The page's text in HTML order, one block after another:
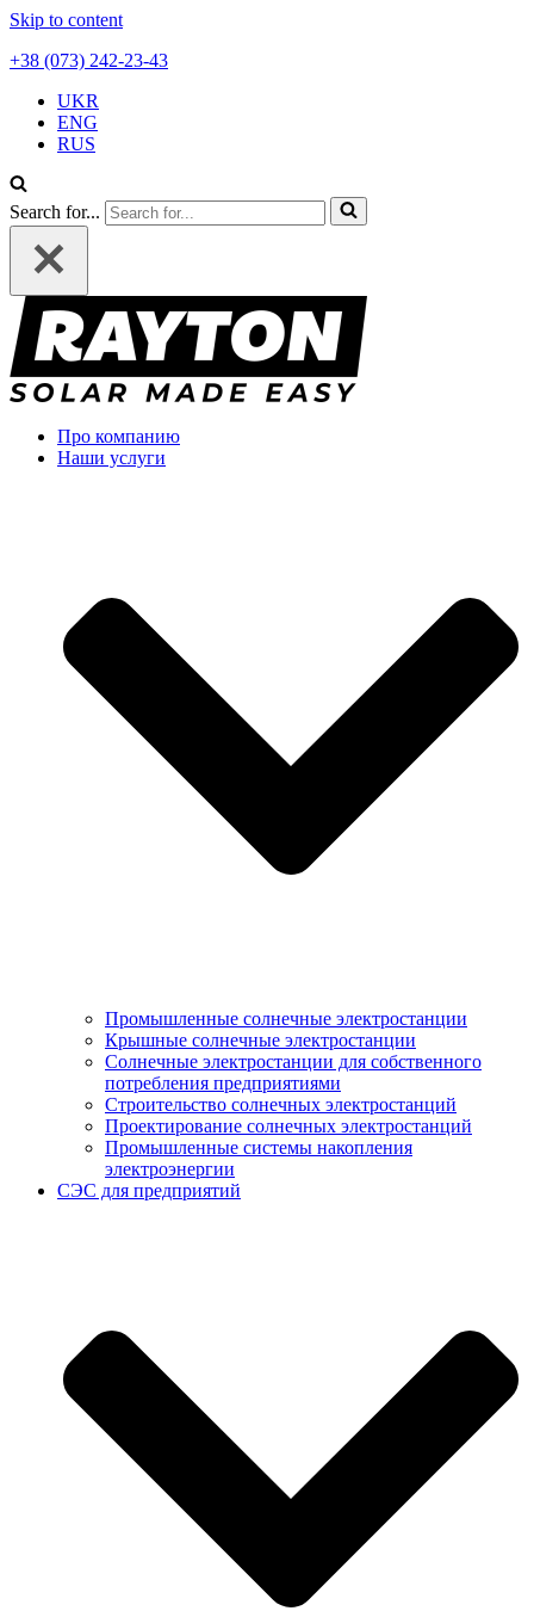
Skip to content
+38 (073) 242-23-43
UKR
ENG
RUS
Search for...
Про компанию
Наши услуги
Промышленные солнечные электростанции
Крышные солнечные электростанции
Солнечные электростанции для собственного
потребления предприятиями
Строительство солнечных электростанций
Проектирование солнечных электростанций
Промышленные системы накопления
электроэнергии
СЭС для предприятий